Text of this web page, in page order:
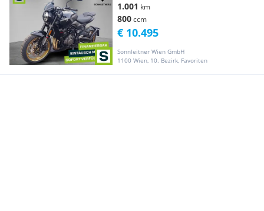
1.001 km
800ccm
Sonnleitner Wien GmbH
1100 Wien, 10. Bezirk, Favoriten
€ 10.495